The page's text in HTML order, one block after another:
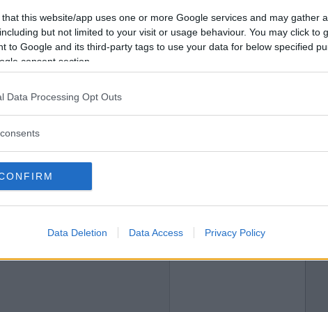
that this website/app uses one or more Google services and may gather
but not limited to your visit or usage behaviour. You may click to
to Google and its third-party tags to use your data for below specified
consent section.
Data Processing Opt Outs
Data Deletion Data Access Privacy Policy
2016-05-12 22:25
Vill du bli
medlem?